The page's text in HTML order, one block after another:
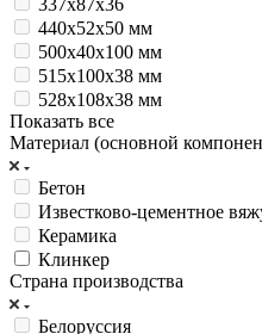
440x52x50 мм
500х40х100 мм
515x100x38 мм
528x108x38 мм
Показать все
Материал (основной
Бетон
Известково-цементное
Керамика
Клинкер
Страна производства
Белоруссия